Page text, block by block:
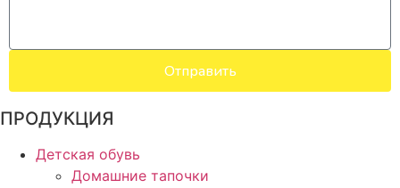
Отправить
ПРОДУКЦИЯ
Детская обувь
Домашние тапочки